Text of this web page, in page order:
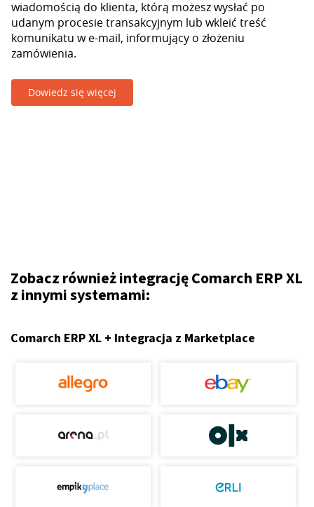
wiadomością do klienta, którą możesz wysłać po
udanym procesie transakcyjnym lub wkleić treść
komunikatu w e-mail, informujący o złożeniu
zamówienia.
Dowiedz się więcej
Zobacz również integrację Comarch ERP XL
z innymi systemami:
Comarch ERP XL + Integracja z Marketplace